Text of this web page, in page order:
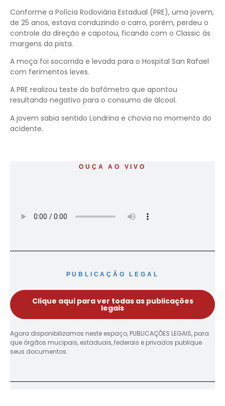
Conforme a Polícia Rodoviária Estadual (PRE), uma jovem,
de 25 anos, estava conduzindo o carro, porém, perdeu o
controle da direção e capotou, ficando com o Classic às
margens da pista.
A moça foi socorrida e levada para o Hospital San Rafael
com ferimentos leves.
A PRE realizou teste do bafômetro que apontou
resultando negativo para o consumo de álcool.
A jovem sabia sentido Londrina e chovia no momento do
acidente.
OUÇA AO VIVO
PUBLICAÇÃO LEGAL
Clique aqui para ver todas as publicações
legais
Agora disponibilizamos neste espaço, PUBLICAÇÕES LEGAIS, para
que órgãos mucipais, estaduais, federais e privados publique
seus documentos.